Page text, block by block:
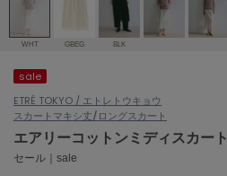
ェア (121)
(124)
アニュアンス
ànuke
アンヌーク
ASICS
アシックス
WHT GBEG BLK
sale
ETRÉ TOKYO / エトレトウキョウ
スカート マキシ丈/ロングスカート
エアリーコットンミディスカート
セール｜sale